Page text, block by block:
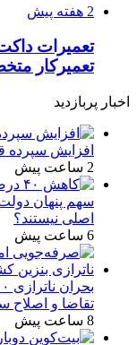
2 هفته پیش
تعمیرات
تعمیرکار
اخبار پربازدید
افزایش سپرده
2 ساعت پیش
سهم پنهان
اصلی نیستند؟
6 ساعت پیش
تقاضا و اصلاح
8 ساعت پیش